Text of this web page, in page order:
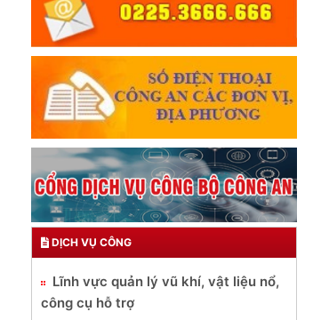
Trích thư Chủ tịch Hồ Chí Minh
gửi Công an Khu XII,
ngày 11 tháng 3 năm 1948.
DỊCH VỤ CÔNG
Lĩnh vực quản lý vũ khí, vật liệu nổ,
công cụ hỗ trợ